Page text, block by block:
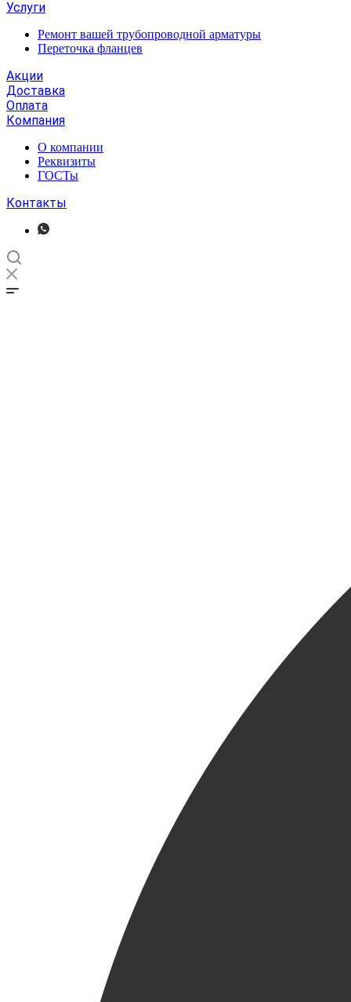
Услуги
Ремонт вашей трубопроводной арматуры
Переточка фланцев
Акции
Доставка
Оплата
Компания
О компании
Реквизиты
ГОСТы
Контакты